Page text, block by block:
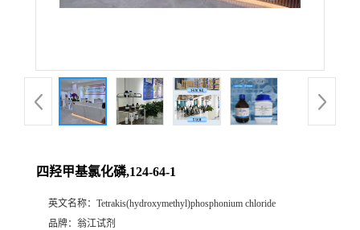
四羟甲基氯化磷,124-64-1
英文名称： Tetrakis(hydroxymethyl)phosphonium chloride
品牌： 翁江试剂